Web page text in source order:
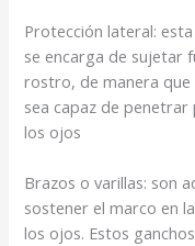
Protección lateral:
se encarga de sujetar
rostro, de manera que
sea capaz de
los ojos
Brazos o varillas: son
sostener el marco en
los ojos. Estos